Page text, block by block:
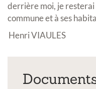
derrière moi, je
commune et à ses
Henri VIAULES